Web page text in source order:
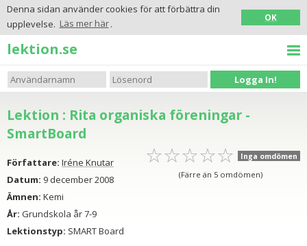
Denna sidan använder cookies för att förbättra din
upplevelse. Läs mer här.
OK
lektion.se
Logga In!
Lektion : Rita organiska föreningar -
SmartBoard
☆☆☆☆☆
★★★★★ Inga omdömen
(Färre än 5 omdömen)
Författare: Iréne Knutar
Datum: 9 december 2008
Ämnen: Kemi
År: Grundskola år 7-9
Lektionstyp: SMART Board